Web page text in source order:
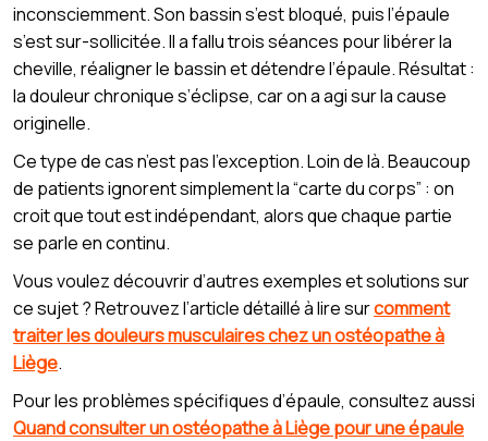
inconsciemment. Son bassin s’est bloqué, puis l’épaule
s’est sur-sollicitée. Il a fallu trois séances pour libérer la
cheville, réaligner le bassin et détendre l’épaule. Résultat :
la douleur chronique s’éclipse, car on a agi sur la cause
originelle.
Ce type de cas n’est pas l’exception. Loin de là. Beaucoup
de patients ignorent simplement la “carte du corps” : on
croit que tout est indépendant, alors que chaque partie
se parle en continu.
Vous voulez découvrir d’autres exemples et solutions sur
ce sujet ? Retrouvez l’article détaillé à lire surcomment
traiter les douleurs musculaires chez un ostéopathe à
Liège.
Pour les problèmes spécifiques d’épaule, consultez aussi
Quand consulter un ostéopathe à Liège pour une épaule